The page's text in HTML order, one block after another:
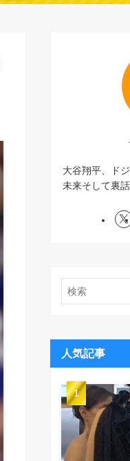
大谷翔平、ド
未来そして裏
人気記事